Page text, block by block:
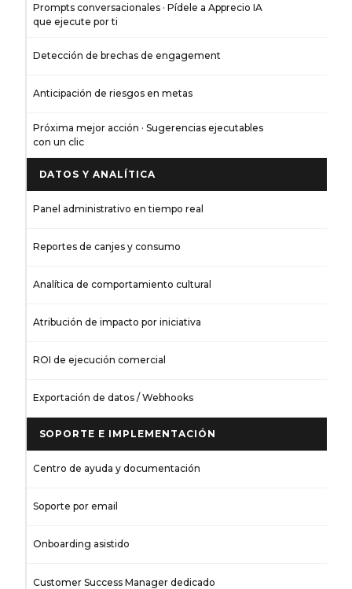
Prompts conversacionales · Pídele a Apprecio IA
que ejecute por ti
Detección de brechas de engagement
Anticipación de riesgos en metas
Próxima mejor acción · Sugerencias ejecutables
con un clic
DATOS Y ANALÍTICA
Panel administrativo en tiempo real
Reportes de canjes y consumo
Analítica de comportamiento cultural
Atribución de impacto por iniciativa
ROI de ejecución comercial
Exportación de datos / Webhooks
SOPORTE E IMPLEMENTACIÓN
Centro de ayuda y documentación
Soporte por email
Onboarding asistido
Customer Success Manager dedicado